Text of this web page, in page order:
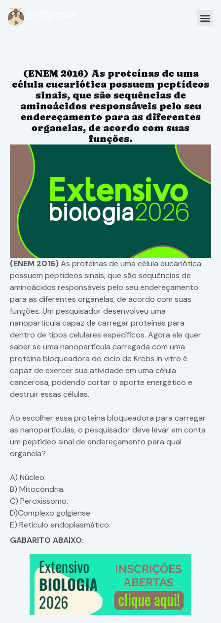
Sou Aluno
(ENEM 2016) As proteínas de uma
célula eucariótica possuem peptídeos
sinais, que são sequências de
aminoácidos responsáveis pelo seu
endereçamento para as diferentes
organelas, de acordo com suas
funções.
(ENEM 2016)As proteínas de uma célula eucariótica
possuem peptídeos sinais, que são sequências de
aminoácidos responsáveis pelo seu endereçamento
para as diferentes organelas, de acordo com suas
funções. Um pesquisador desenvolveu uma
nanopartícula capaz de carregar proteínas para
dentro de tipos celulares específicos. Agora ele quer
saber se uma nanopartícula carregada com uma
proteína bloqueadora do ciclo de Krebs in vitro é
capaz de exercer sua atividade em uma célula
cancerosa, podendo cortar o aporte energético e
destruir essas células.
Ao escolher essa proteína bloqueadora para carregar
as nanopartículas, o pesquisador deve levar em conta
um peptídeo sinal de endereçamento para qual
organela?
A) Núcleo.
B) Mitocôndria.
C) Peroxissomo.
D)Complexo golgiense.
E) Retículo endoplasmático.
GABARITO ABAIXO: